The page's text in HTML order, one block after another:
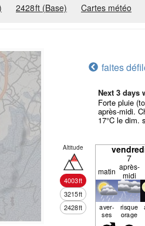
2428ft (Base) Cartes météo
faites
Next 3 days
Forte pluie
après-midi.
17°C le dim.
Altitude
4003ft
3215ft
2428ft
7
matin après-
midi
aver­
ses
risque
orage